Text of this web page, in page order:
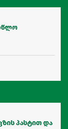
პასტით და